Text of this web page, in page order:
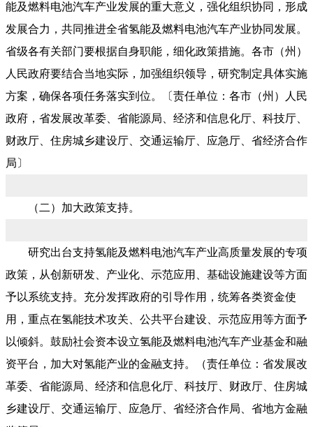
能及燃料电池汽车产业发展的重大意义，强化组织协同，形成
发展合力，共同推进全省氢能及燃料电池汽车产业协同发展。
省级各有关部门要根据自身职能，细化政策措施。各市（州）
人民政府要结合当地实际，加强组织领导，研究制定具体实施
方案，确保各项任务落实到位。〔责任单位：各市（州）人民
政府，省发展改革委、省能源局、经济和信息化厅、科技厅、
财政厅、住房城乡建设厅、交通运输厅、应急厅、省经济合作
局〕
（二）加大政策支持。
研究出台支持氢能及燃料电池汽车产业高质量发展的专项
政策，从创新研发、产业化、示范应用、基础设施建设等方面
予以系统支持。充分发挥政府的引导作用，统筹各类资金使
用，重点在氢能技术攻关、公共平台建设、示范应用等方面予
以倾斜。鼓励社会资本设立氢能及燃料电池汽车产业基金和融
资平台，加大对氢能产业的金融支持。（责任单位：省发展改
革委、省能源局、经济和信息化厅、科技厅、财政厅、住房城
乡建设厅、交通运输厅、应急厅、省经济合作局、省地方金融